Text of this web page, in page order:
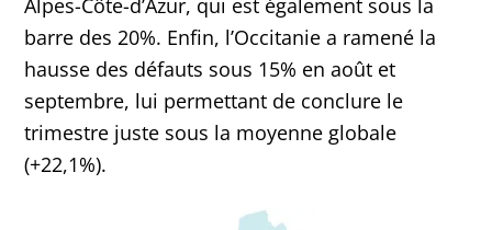
Alpes-Côte-d’Azur, qui est également sous la
barre des 20%. Enfin, l’Occitanie a ramené la
hausse des défauts sous 15% en août et
septembre, lui permettant de conclure le
trimestre juste sous la moyenne globale
(+22,1%).